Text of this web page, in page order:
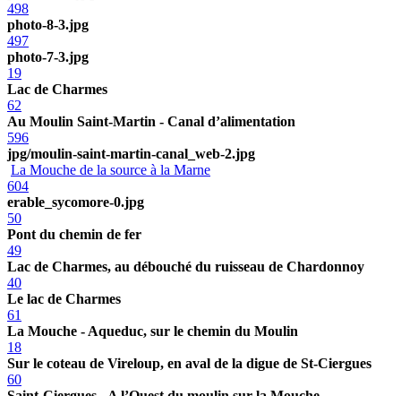
498
photo-8-3.jpg
497
photo-7-3.jpg
19
Lac de Charmes
62
Au Moulin Saint-Martin - Canal d’alimentation
596
jpg/moulin-saint-martin-canal_web-2.jpg
La Mouche de la source à la Marne
604
erable_sycomore-0.jpg
50
Pont du chemin de fer
49
Lac de Charmes, au débouché du ruisseau de Chardonnoy
40
Le lac de Charmes
61
La Mouche - Aqueduc, sur le chemin du Moulin
18
Sur le coteau de Vireloup, en aval de la digue de St-Ciergues
60